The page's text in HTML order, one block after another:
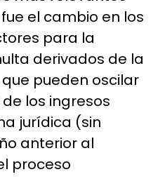
el cambio en los
para la
derivados de la
pueden oscilar
de los ingresos
jurídica (sin
anterior al
proceso